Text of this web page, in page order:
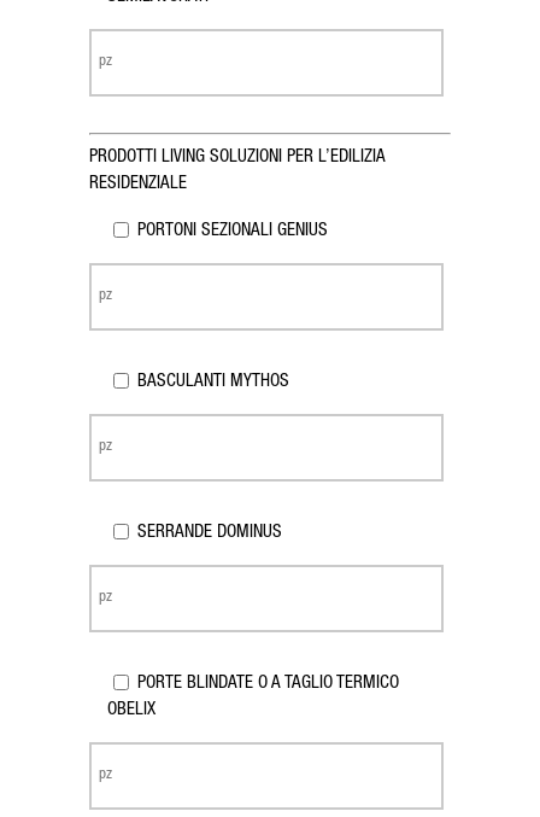
PRODOTTI LIVING SOLUZIONI PER L’EDILIZIA
RESIDENZIALE
PORTONI SEZIONALI GENIUS
BASCULANTI MYTHOS
SERRANDE DOMINUS
PORTE BLINDATE O A TAGLIO TERMICO
OBELIX